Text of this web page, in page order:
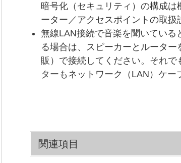
暗号化（セキュリティ）の構成
ーター／アクセスポイントの取扱
無線LAN接続で音楽を聞いている
る場合は、スピーカーとルータ
販）で接続してください。それ
ターもネットワーク（LAN）ケー
関連項目